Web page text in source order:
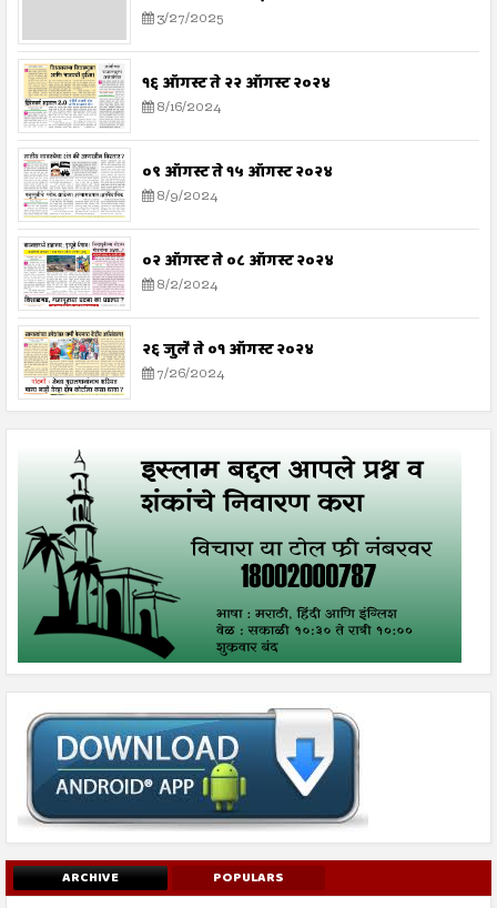
3/27/2025
१६ ऑगस्ट ते २२ ऑगस्ट २०२४
8/16/2024
०९ ऑगस्ट ते १५ ऑगस्ट २०२४
8/9/2024
०२ ऑगस्ट ते ०८ ऑगस्ट २०२४
8/2/2024
२६ जुलै ते ०१ ऑगस्ट २०२४
7/26/2024
ARCHIVE POPULARS